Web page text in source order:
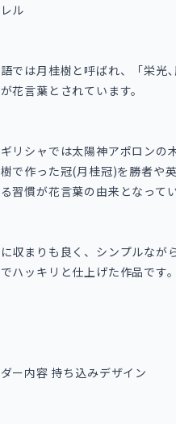
ル
では月桂樹と呼ばれ、「栄光
花言葉とされています。
リシャでは太陽神アポロンの
で作った冠(月桂冠)を勝者や
習慣が花言葉の由来となってい
収まりも良く、シンプルなが
ハッキリと仕上げた作品です。
ー内容 持ち込みデザイン